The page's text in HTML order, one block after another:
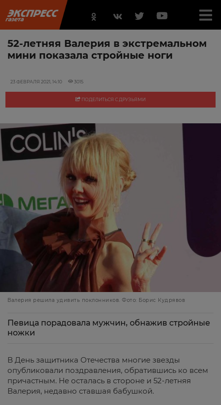
52-летняя Валерия в экстремальном
мини показала стройные ноги
23 ФЕВРАЛЯ 2021, 14:10 3015
ПОДЕЛИТЬСЯ С ДРУЗЬЯМИ
Валерия решила удивить поклонников. Фото: Борис Кудрявов
Певица порадовала мужчин, обнажив стройные
ножки
В День защитника Отечества многие звезды
опубликовали поздравления, обратившись ко всем
причастным. Не осталась в стороне и 52-летняя
Валерия, недавно ставшая бабушкой.